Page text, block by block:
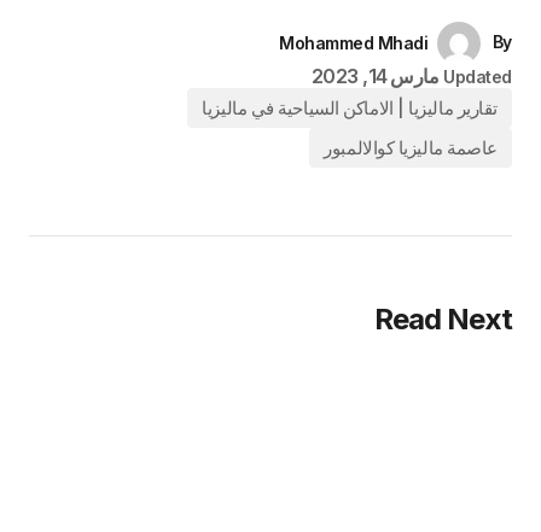
By
Mohammed Mhadi
Updated مارس 14, 2023
تقارير ماليزيا | الاماكن السياحية في ماليزيا
عاصمة ماليزيا كوالالمبور
Read Next